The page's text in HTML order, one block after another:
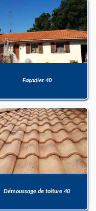
Façadier 40
Démoussage de toiture 40